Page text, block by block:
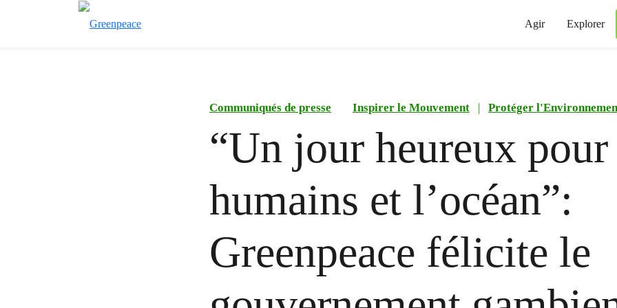
Agir Explorer
Communiqués de presse Inspirer le Mouvement | Protéger
“Un jour heureux pour
humains et l’océan”:
Greenpeace félicite le